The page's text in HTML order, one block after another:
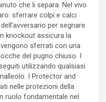
che li separa. Nel vivo
sferrare colpi e calci
per segnare
knockout assicura la
sferrati con una
del pugno chiuso. I
utilizzando qualsiasi
I Protector and
nelle protezioni della
ruolo fondamentale nel